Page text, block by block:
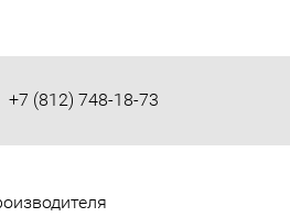
+7 (812) 748-18-73